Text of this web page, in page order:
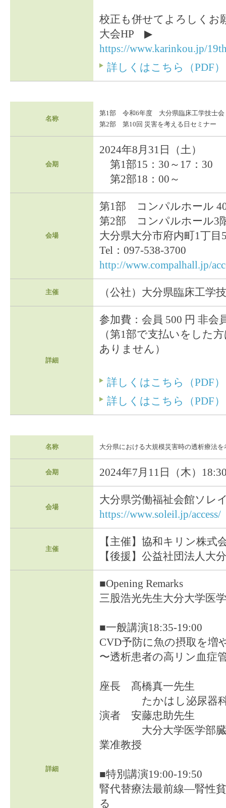
校正も併せてよろしくお
大会HP ▶
https://www.karinkou.jp/
詳しくはこちら（PDF）
名称
第1部 令和6年度 大分県臨床工学技士会
第2部 第10回 災害を考える日セミナー
会期
2024年8月31日（土）
第1部15：30～17：30
第2部18：00～
会場
第1部 コンパルホール
第2部 コンパルホール3
大分県大分市府内町1丁目
Tel：097-538-3700
http://www.compalhall.jp/
主催 （公社）大分県臨床工学
詳細
参加費：会員 500 円 非会
（第1部で支払いをした
ありません）
詳しくはこちら（PDF）
詳しくはこちら（PDF）
名称 大分県における大規模災害時の透析療法
会期 2024年7月11日（木）
会場
大分県労働福祉会館ソ
https://www.soleil.jp/access/
主催
【主催】協和キリン株式
【後援】公益社団法人大
詳細
■Opening Remarks
三股浩光先生大分大学医
■一般講演18:35-19:00
CVD予防に魚の摂取を増
〜透析患者の高リン血症
座長 髙橋真一先生
たかはし泌尿器科
演者 安藤忠助先生
大分大学医学部臓器
業准教授
■特別講演19:00-19:50
腎代替療法最前線―腎性
る